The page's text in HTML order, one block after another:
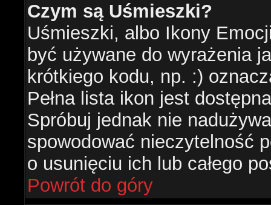
Czym są Uśmieszki?
Uśmieszki, albo Ikony
być używane do wyrażenia
krótkiego kodu, np. :)
Pełna lista ikon jest
Spróbuj jednak nie
spowodować nieczytelność
o usunięciu ich lub całego
Powrót do góry